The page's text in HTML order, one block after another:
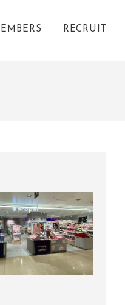
RECRUIT